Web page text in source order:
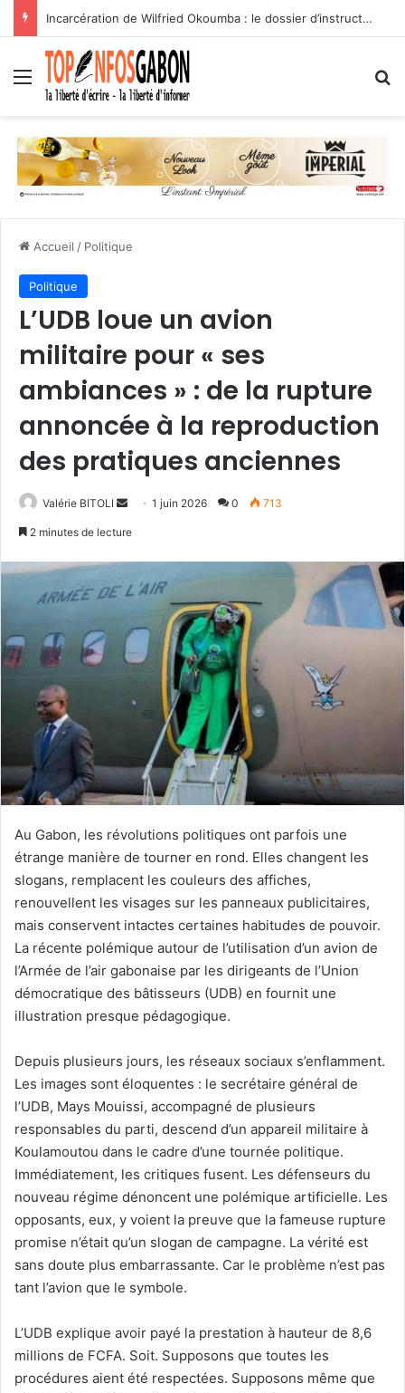
Incarcération de Wilfried Okoumba : le dossier d’instruction en balade sur les réseaux sociaux
Menu
Accueil / Politique
Politique
L’UDB loue un avion
militaire pour « ses
ambiances » : de la rupture
annoncée à la reproduction
des pratiques anciennes
Valérie BITOLI
y
r
u
c
r
i
e
l
1 juin 2026 0 713
2 minutes de lecture
Au Gabon, les révolutions politiques ont parfois une
étrange manière de tourner en rond. Elles changent les
slogans, remplacent les couleurs des affiches,
renouvellent les visages sur les panneaux publicitaires,
mais conservent intactes certaines habitudes de pouvoir.
La récente polémique autour de l’utilisation d’un avion de
l’Armée de l’air gabonaise par les dirigeants de l’Union
démocratique des bâtisseurs (UDB) en fournit une
illustration presque pédagogique.
Depuis plusieurs jours, les réseaux sociaux s’enflamment.
Les images sont éloquentes : le secrétaire général de
l’UDB, Mays Mouissi, accompagné de plusieurs
responsables du parti, descend d’un appareil militaire à
Koulamoutou dans le cadre d’une tournée politique.
Immédiatement, les critiques fusent. Les défenseurs du
nouveau régime dénoncent une polémique artificielle. Les
opposants, eux, y voient la preuve que la fameuse rupture
promise n’était qu’un slogan de campagne. La vérité est
sans doute plus embarrassante. Car le problème n’est pas
tant l’avion que le symbole.
L’UDB explique avoir payé la prestation à hauteur de 8,6
millions de FCFA. Soit. Supposons que toutes les
procédures aient été respectées. Supposons même que